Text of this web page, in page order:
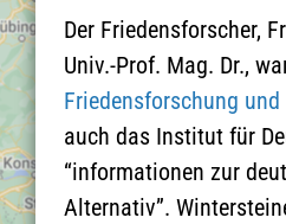
Der Friedensforscher,
Univ.-Prof. Mag. Dr.,
Friedensforschung
auch das Institut für
“informationen zur
Alternativ”.